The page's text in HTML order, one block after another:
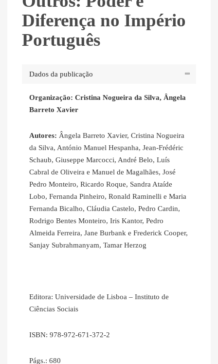
Diferença no Império
Português
Dados da publicação
Organização: Cristina Nogueira da Silva, Ângela
Barreto Xavier
Autores: Ângela Barreto Xavier, Cristina Nogueira
da Silva, António Manuel Hespanha, Jean-Frédéric
Schaub, Giuseppe Marcocci, André Belo, Luís
Cabral de Oliveira e Manuel de Magalhães, José
Pedro Monteiro, Ricardo Roque, Sandra Ataíde
Lobo, Fernanda Pinheiro, Ronald Raminelli e Maria
Fernanda Bicalho, Cláudia Castelo, Pedro Cardin,
Rodrigo Bentes Monteiro, Iris Kantor, Pedro
Almeida Ferreira, Jane Burbank e Frederick Cooper,
Sanjay Subrahmanyam, Tamar Herzog
Editora: Universidade de Lisboa – Instituto de
Ciências Sociais
ISBN: 978-972-671-372-2
Págs.: 680